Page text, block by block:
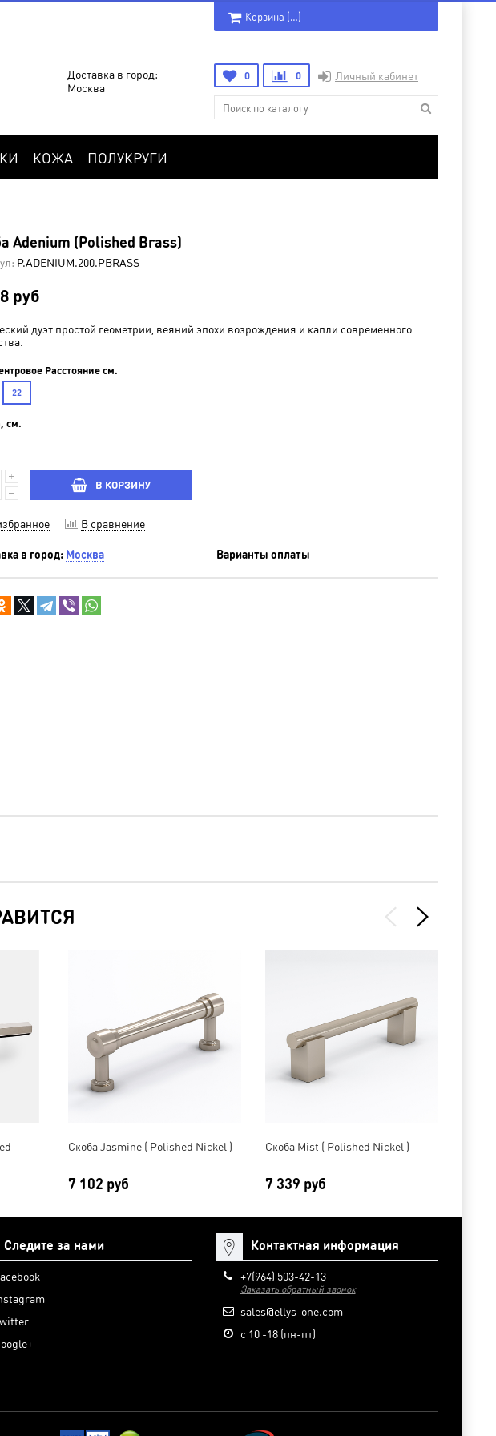
Корзина (…)
Доставка в город:
Москва
0 0 Личный кабинет
КОЖА ПОЛУКРУГИ
Adenium (Polished Brass)
P.ADENIUM.200.PBRASS
руб
дуэт простой геометрии, веяний эпохи возрождения и капли современного
Расстояние см.
22
см.
В КОРЗИНУ
В сравнение
в город: Москва Варианты оплаты
Скоба Jasmine ( Polished Nickel )
7 102 руб
Скоба Mist ( Polished Nickel )
7 339 руб
Следите за нами Контактная информация
+7(964) 503-42-13
Заказать обратный звонок
sales@ellys-one.com
с 10 -18 (пн-пт)